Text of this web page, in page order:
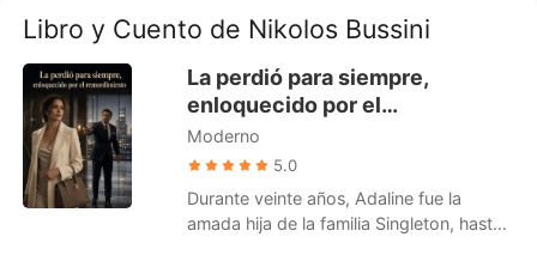
Salir
Instalar APP
Hombre Lobo
Romance
Urbano
Ranking
Libro y Cuento de Nikolos Bussini
La perdió para siempre,
enloquecido por el
remordimiento
Moderno
5.0
Durante veinte años, Adaline fue la
amada hija de la familia Singleton, hasta